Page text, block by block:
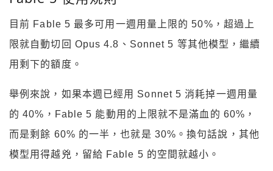
目前 Fable 5 最多可用一週用量上限的 50%，超過上
限就自動切回 Opus 4.8、Sonnet 5 等其他模型，繼續
用剩下的額度。
舉例來說，如果本週已經用 Sonnet 5 消耗掉一週用量
的 40%，Fable 5 能動用的上限就不是滿血的 60%，
而是剩餘 60% 的一半，也就是 30%。換句話說，其他
模型用得越兇，留給 Fable 5 的空間就越小。